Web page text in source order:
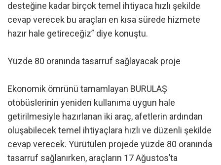
desteğine kadar birçok temel ihtiyaca hızlı şekilde
cevap verecek bu araçları en kısa sürede hizmete
hazır hale getireceğiz” diye konuştu.
Yüzde 80 oranında tasarruf sağlayacak proje
Ekonomik ömrünü tamamlayan BURULAŞ
otobüslerinin yeniden kullanıma uygun hale
getirilmesiyle hazırlanan iki araç, afetlerin ardından
oluşabilecek temel ihtiyaçlara hızlı ve düzenli şekilde
cevap verecek. Yürütülen projede yüzde 80 oranında
tasarruf sağlanırken, araçların 17 Ağustos’ta